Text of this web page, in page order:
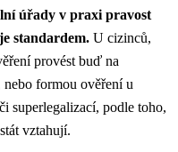
úřady v praxi pravost
standardem. U cizinců,
provést buď na
nebo formou ověření u
superlegalizací, podle toho,
vztahují.